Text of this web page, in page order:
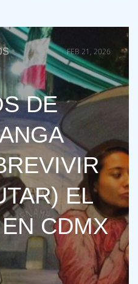
FEB 21, 2026
DE
EL
CDMX